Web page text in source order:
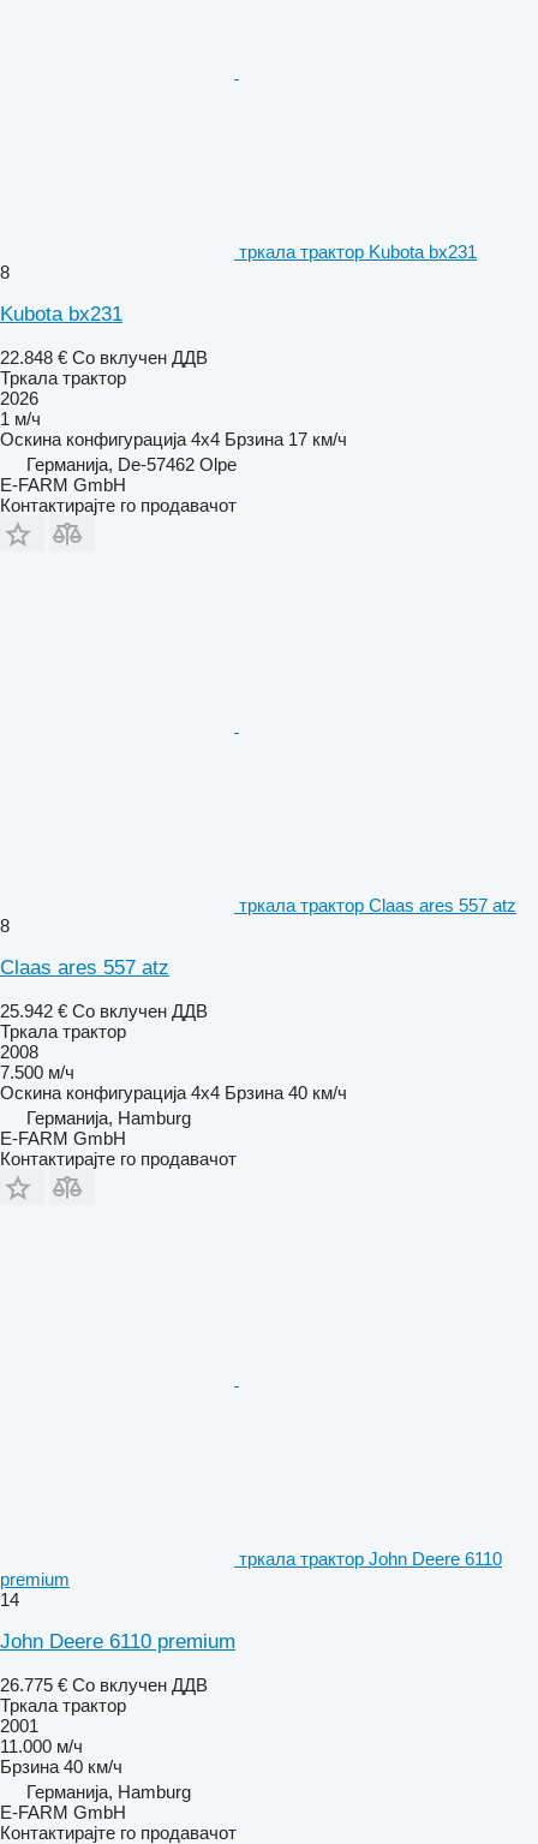
тркала трактор Kubota bx231
8
Kubota bx231
22.848 € Со вклучен ДДВ
Тркала трактор
2026
1 м/ч
Оскина конфигурација 4x4 Брзина 17 км/ч
Германија, De-57462 Olpe
E-FARM GmbH
Контактирајте го продавачот
тркала трактор Claas ares 557 atz
8
Claas ares 557 atz
25.942 € Со вклучен ДДВ
Тркала трактор
2008
7.500 м/ч
Оскина конфигурација 4x4 Брзина 40 км/ч
Германија, Hamburg
E-FARM GmbH
Контактирајте го продавачот
тркала трактор John Deere 6110
premium
14
John Deere 6110 premium
26.775 € Со вклучен ДДВ
Тркала трактор
2001
11.000 м/ч
Брзина 40 км/ч
Германија, Hamburg
E-FARM GmbH
Контактирајте го продавачот